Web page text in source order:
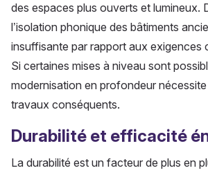
des espaces plus ouverts et lumineux.
l’isolation phonique des bâtiments
insuffisante par rapport aux exigences
Si certaines mises à niveau sont
modernisation en profondeur
travaux conséquents.
Durabilité et efficacité
La durabilité est un facteur de plus en